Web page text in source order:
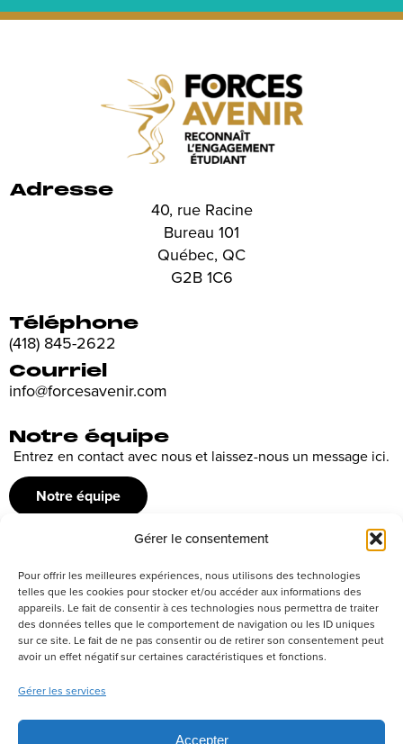
Gérer le consentement
Pour offrir les meilleures expériences, nous utilisons des technologies
telles que les cookies pour stocker et/ou accéder aux informations des
appareils. Le fait de consentir à ces technologies nous permettra de traiter
des données telles que le comportement de navigation ou les ID uniques
sur ce site. Le fait de ne pas consentir ou de retirer son consentement peut
avoir un effet négatif sur certaines caractéristiques et fonctions.
Gérer les services
Accepter
Adresse
40, rue Racine
Bureau 101
Québec, QC
G2B 1C6
Téléphone
(418) 845-2622
Courriel
info@forcesavenir.com
Notre équipe
Entrez en contact avec nous et laissez-nous un message ici.
Notre équipe
Recrutement
Découvrez nos offres d’emploi ou envoyez votre candidature
spontanée
Postuler